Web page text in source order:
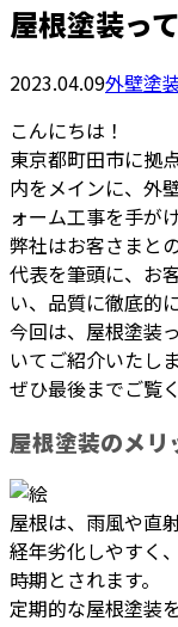
屋根塗装っ
2023.04.09外壁塗
こんにちは！
東京都町田市に拠
内をメインに、外
ォーム工事を手が
弊社はお客さまと
代表を筆頭に、お
い、品質に徹底的
今回は、屋根塗装
いてご紹介いたしま
ぜひ最後までご覧
屋根塗装のメリ
屋根は、雨風や直
経年劣化しやすく
時期とされます。
定期的な屋根塗装